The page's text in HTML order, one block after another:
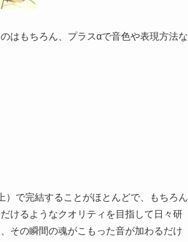
はもちろん、プラスαで音色や表現方法な
で完結することがほとんどで、もちろん
けるようなクオリティを目指して日々研
その瞬間の魂がこもった音が加わるだけ